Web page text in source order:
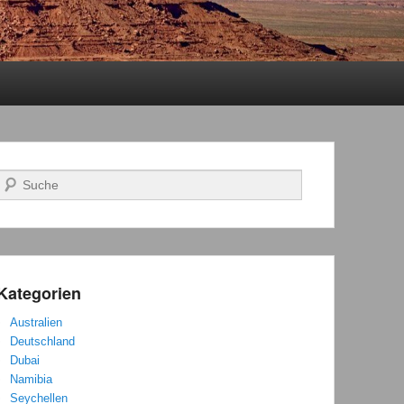
Suchen
Australien
Deutschland
Dubai
Namibia
Seychellen